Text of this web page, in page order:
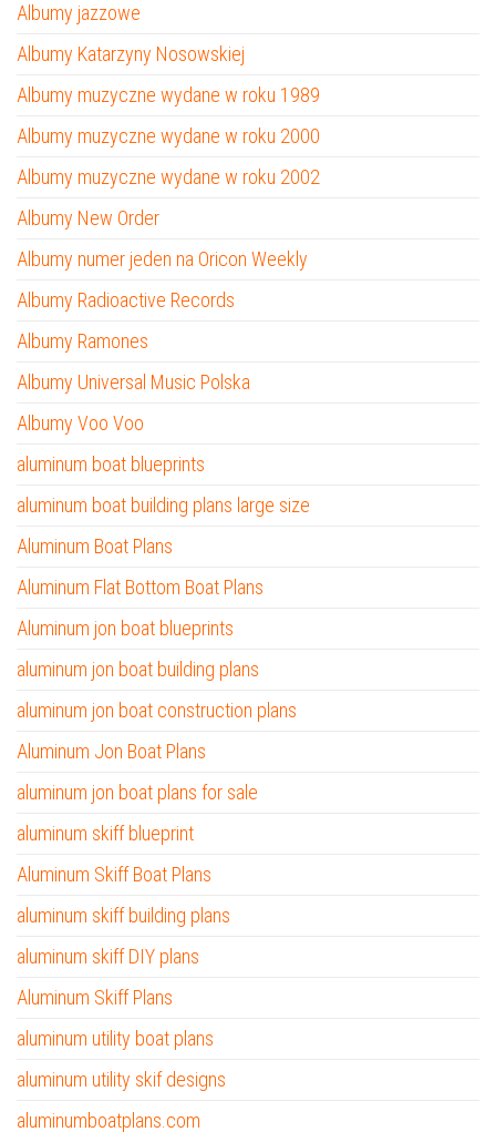
Albumy jazzowe
Albumy Katarzyny Nosowskiej
Albumy muzyczne wydane w roku 1989
Albumy muzyczne wydane w roku 2000
Albumy muzyczne wydane w roku 2002
Albumy New Order
Albumy numer jeden na Oricon Weekly
Albumy Radioactive Records
Albumy Ramones
Albumy Universal Music Polska
Albumy Voo Voo
aluminum boat blueprints
aluminum boat building plans large size
Aluminum Boat Plans
Aluminum Flat Bottom Boat Plans
Aluminum jon boat blueprints
aluminum jon boat building plans
aluminum jon boat construction plans
Aluminum Jon Boat Plans
aluminum jon boat plans for sale
aluminum skiff blueprint
Aluminum Skiff Boat Plans
aluminum skiff building plans
aluminum skiff DIY plans
Aluminum Skiff Plans
aluminum utility boat plans
aluminum utility skif designs
aluminumboatplans.com